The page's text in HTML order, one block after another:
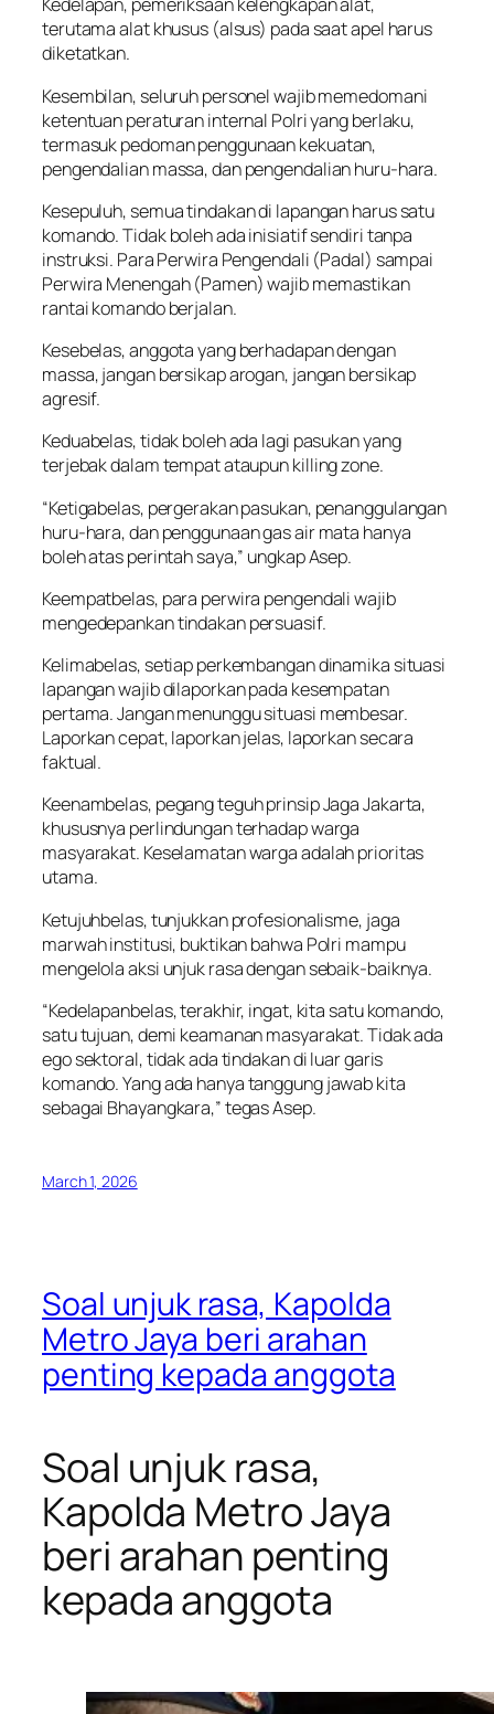
terutama alat khusus (alsus) pada saat apel harus
diketatkan.
Kesembilan, seluruh personel wajib memedomani
ketentuan peraturan internal Polri yang berlaku,
termasuk pedoman penggunaan kekuatan,
pengendalian massa, dan pengendalian huru-hara.
Kesepuluh, semua tindakan di lapangan harus satu
komando. Tidak boleh ada inisiatif sendiri tanpa
instruksi. Para Perwira Pengendali (Padal) sampai
Perwira Menengah (Pamen) wajib memastikan
rantai komando berjalan.
Kesebelas, anggota yang berhadapan dengan
massa, jangan bersikap arogan, jangan bersikap
agresif.
Keduabelas, tidak boleh ada lagi pasukan yang
terjebak dalam tempat ataupunkilling zone.
“Ketigabelas, pergerakan pasukan, penanggulangan
huru-hara, dan penggunaan gas air mata hanya
boleh atas perintah saya,” ungkap Asep.
Keempatbelas, para perwira pengendali wajib
mengedepankan tindakan persuasif.
Kelimabelas, setiap perkembangan dinamika situasi
lapangan wajib dilaporkan pada kesempatan
pertama. Jangan menunggu situasi membesar.
Laporkan cepat, laporkan jelas, laporkan secara
faktual.
Keenambelas, pegang teguh prinsip Jaga Jakarta,
khususnya perlindungan terhadap warga
masyarakat. Keselamatan warga adalah prioritas
utama.
Ketujuhbelas, tunjukkan profesionalisme, jaga
marwah institusi, buktikan bahwa Polri mampu
mengelola aksi unjuk rasa dengan sebaik-baiknya.
“Kedelapanbelas, terakhir, ingat, kita satu komando,
satu tujuan, demi keamanan masyarakat. Tidak ada
ego sektoral, tidak ada tindakan di luar garis
komando. Yang ada hanya tanggung jawab kita
sebagai Bhayangkara,” tegas Asep.
March 1, 2026
Soal unjuk rasa, Kapolda
Metro Jaya beri arahan
penting kepada anggota
Soal unjuk rasa,
Kapolda Metro Jaya
beri arahan penting
kepada anggota